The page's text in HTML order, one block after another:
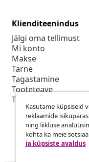
Klienditeenindus
Jälgi oma tellimust
Mi konto
Makse
Tarne
Tagastamine
Tooteteave
Tellimus
Kasutame küpsiseid
reklaamide
ning liikluse
kohta ka meie
ja küpsiste avaldus